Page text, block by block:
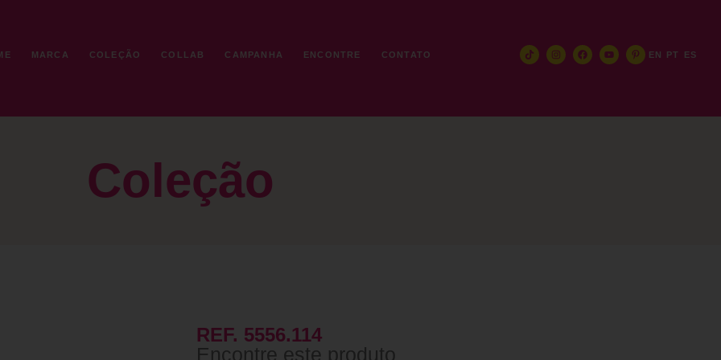
MARCA COLEÇÃO COLLAB CAMPANHA ENCONTRE CONTATO EN PT ES
Coleção
REF. 5556.114
Encontre este produto